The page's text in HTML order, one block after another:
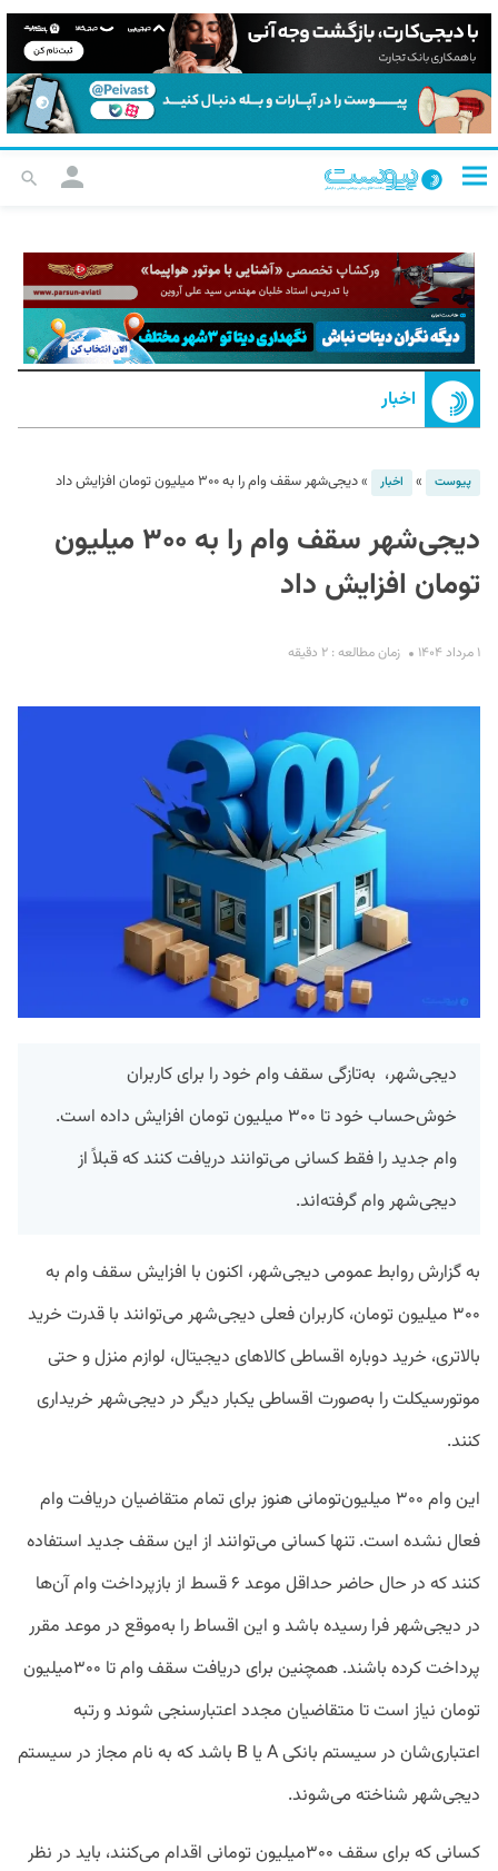
اخبار
پیوست » اخبار »دیجی‌شهر سقف وام را به ۳۰۰ میلیون تومان افزایش داد
دیجی‌شهر سقف وام را به ۳۰۰ میلیون
تومان افزایش داد
۱ مرداد ۱۴۰۴ زمان مطالعه : ۲ دقیقه
دیجی‌شهر، به‌تازگی سقف وام خود را برای کاربران
خوش‌حساب خود تا ۳۰۰ میلیون تومان افزایش داده است.
وام جدید را فقط کسانی می‌توانند دریافت کنند که قبلاً از
دیجی‌شهر وام گرفته‌اند.
به گزارش روابط عمومی دیجی‌شهر، اکنون با افزایش سقف وام به
۳۰۰ میلیون تومان، کاربران فعلی دیجی‌شهر می‌توانند با قدرت خرید
بالاتری، خرید دوباره اقساطی کالاهای دیجیتال، لوازم منزل و حتی
موتورسیکلت را به‌صورت اقساطی یکبار دیگر در دیجی‌شهر خریداری
کنند.
این وام ۳۰۰ میلیون‌تومانی هنوز برای تمام متقاضیان دریافت وام
فعال نشده است. تنها کسانی می‌توانند از این سقف جدید استفاده
کنند که در حال حاضر حداقل موعد ۶ قسط از بازپرداخت وام آن‌ها
در دیجی‌شهر فرا رسیده باشد و این اقساط را به‌موقع در موعد مقرر
پرداخت کرده باشند. همچنین برای دریافت سقف وام تا ۳۰۰میلیون
تومان نیاز است تا متقاضیان مجدد اعتبارسنجی شوند و رتبه‌
اعتباری‌شان در سیستم بانکی A یا B‌ باشد که به نام مجاز در سیستم
دیجی‌شهر شناخته می‌شوند.
کسانی که برای سقف ۳۰۰میلیون تومانی اقدام می‌کنند، باید در نظر